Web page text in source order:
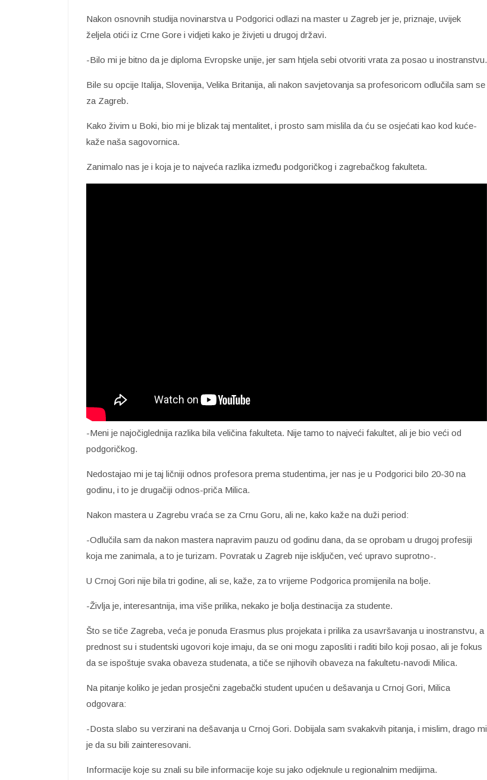
Nakon osnovnih studija novinarstva u Podgorici odlazi na master u Zagreb jer je, priznaje, uvijek
željela otići iz Crne Gore i vidjeti kako je živjeti u drugoj državi.
-Bilo mi je bitno da je diploma Evropske unije, jer sam htjela sebi otvoriti vrata za posao u inostranstvu.
Bile su opcije Italija, Slovenija, Velika Britanija, ali nakon savjetovanja sa profesoricom odlučila sam se
za Zagreb.
Kako živim u Boki, bio mi je blizak taj mentalitet, i prosto sam mislila da ću se osjećati kao kod kuće-
kaže naša sagovornica.
Zanimalo nas je i koja je to najveća razlika između podgoričkog i zagrebačkog fakulteta.
-Meni je najočiglednija razlika bila veličina fakulteta. Nije tamo to najveći fakultet, ali je bio veći od
podgoričkog.
Nedostajao mi je taj ličniji odnos profesora prema studentima, jer nas je u Podgorici bilo 20-30 na
godinu, i to je drugačiji odnos-priča Milica.
Nakon mastera u Zagrebu vraća se za Crnu Goru, ali ne, kako kaže na duži period:
-Odlučila sam da nakon mastera napravim pauzu od godinu dana, da se oprobam u drugoj profesiji
koja me zanimala, a to je turizam. Povratak u Zagreb nije isključen, već upravo suprotno-.
U Crnoj Gori nije bila tri godine, ali se, kaže, za to vrijeme Podgorica promijenila na bolje.
-Življa je, interesantnija, ima više prilika, nekako je bolja destinacija za studente.
Što se tiče Zagreba, veća je ponuda Erasmus plus projekata i prilika za usavršavanja u inostranstvu, a
prednost su i studentski ugovori koje imaju, da se oni mogu zaposliti i raditi bilo koji posao, ali je fokus
da se ispoštuje svaka obaveza studenata, a tiče se njihovih obaveza na fakultetu-navodi Milica.
Na pitanje koliko je jedan prosječni zagebački student upućen u dešavanja u Crnoj Gori, Milica
odgovara:
-Dosta slabo su verzirani na dešavanja u Crnoj Gori. Dobijala sam svakakvih pitanja, i mislim, drago mi
je da su bili zainteresovani.
Informacije koje su znali su bile informacije koje su jako odjeknule u regionalnim medijima.